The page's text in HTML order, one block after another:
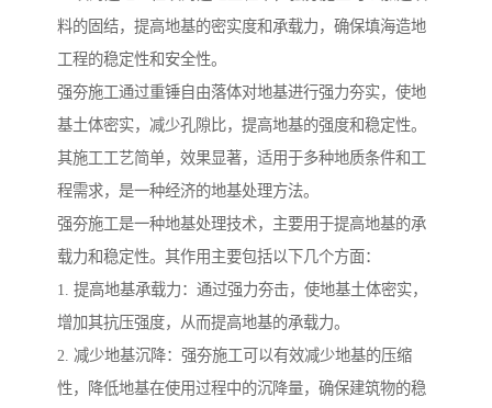
料的固结，提高地基的密实度和承载力，确保填海造地
工程的稳定性和安全性。
强夯施工通过重锤自由落体对地基进行强力夯实，使地
基土体密实，减少孔隙比，提高地基的强度和稳定性。
其施工工艺简单，效果显著，适用于多种地质条件和工
程需求，是一种经济的地基处理方法。
强夯施工是一种地基处理技术，主要用于提高地基的承
载力和稳定性。其作用主要包括以下几个方面：
1. 提高地基承载力：通过强力夯击，使地基土体密实，
增加其抗压强度，从而提高地基的承载力。
2. 减少地基沉降：强夯施工可以有效减少地基的压缩
性，降低地基在使用过程中的沉降量，确保建筑物的稳